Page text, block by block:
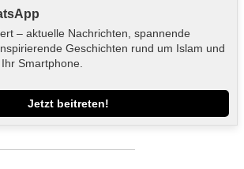
– aktuelle Nachrichten, spannende
Geschichten rund um Islam und
Smartphone.
Jetzt beitreten!